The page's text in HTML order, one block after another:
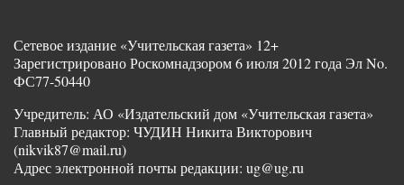
Сетевое издание «Учительская газета» 12+
Зарегистрировано Роскомнадзором 6 июля 2012 года Эл No.
ФС77-50440
Учредитель: АО «Издательский дом «Учительская газета»
Главный редактор: ЧУДИН Никита Викторович
(nikvik87@mail.ru)
Адрес электронной почты редакции: ug@ug.ru